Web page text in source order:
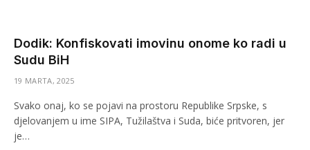
Dodik: Konfiskovati imovinu onome ko radi u
Sudu BiH
19 MARTA, 2025
Svako onaj, ko se pojavi na prostoru Republike Srpske, s
djelovanjem u ime SIPA, Tužilaštva i Suda, biće pritvoren, jer
je…